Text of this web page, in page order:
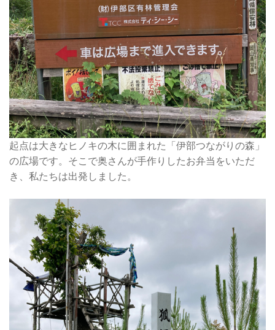
起点は大きなヒノキの木に囲まれた「伊部つながりの森」
の広場です。そこで奥さんが手作りしたお弁当をいただ
き、私たちは出発しました。